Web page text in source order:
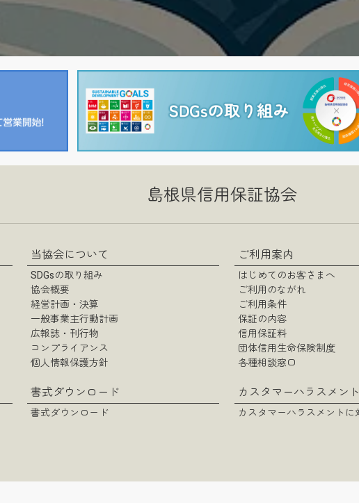
島根県信用保証協会
当協会について
SDGsの取り組み
協会概要
経営計画・決算
一般事業主行動計画
広報誌・刊行物
コンプライアンス
個人情報保護方針
ご利用案内
はじめてのお客さまへ
ご利用のながれ
ご利用条件
保証の内容
信用保証料
団体信用生命保険制度
各種相談窓口
書式ダウンロード
書式ダウンロード